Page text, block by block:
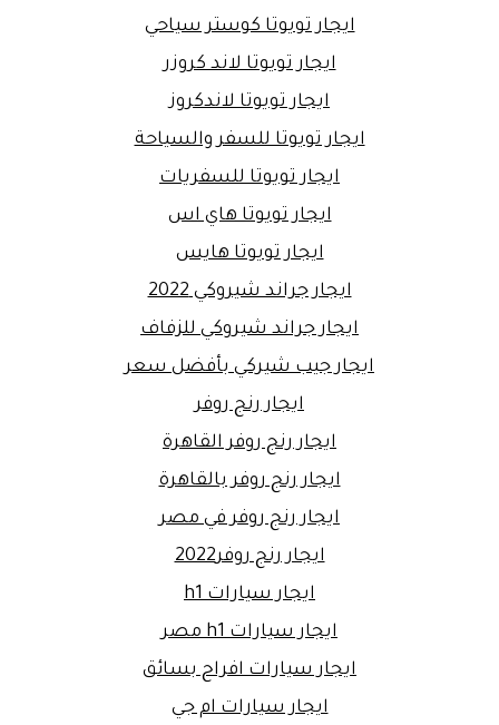
ايجار تويوتا كوستر سياحي
ايجار تويوتا لاند كروزر
ايجار تويوتا لاندكروز
ايجار تويوتا للسفر والسياحة
ايجار تويوتا للسفريات
ايجار تويوتا هاي اس
ايجار تويوتا هايس
ايجار جراند شيروكي 2022
ايجار جراند شيروكي للزفاف
ايجار جيب شيركي بأفضل سعر
ايجار رنج روفر
ايجار رنج روفر القاهرة
ايجار رنج روفر بالقاهرة
ايجار رنج روفر في مصر
ايجار رنج روفر2022
ايجار سيارات h1
ايجار سيارات h1 مصر
ايجار سيارات افراح بسائق
ايجار سيارات ام جي